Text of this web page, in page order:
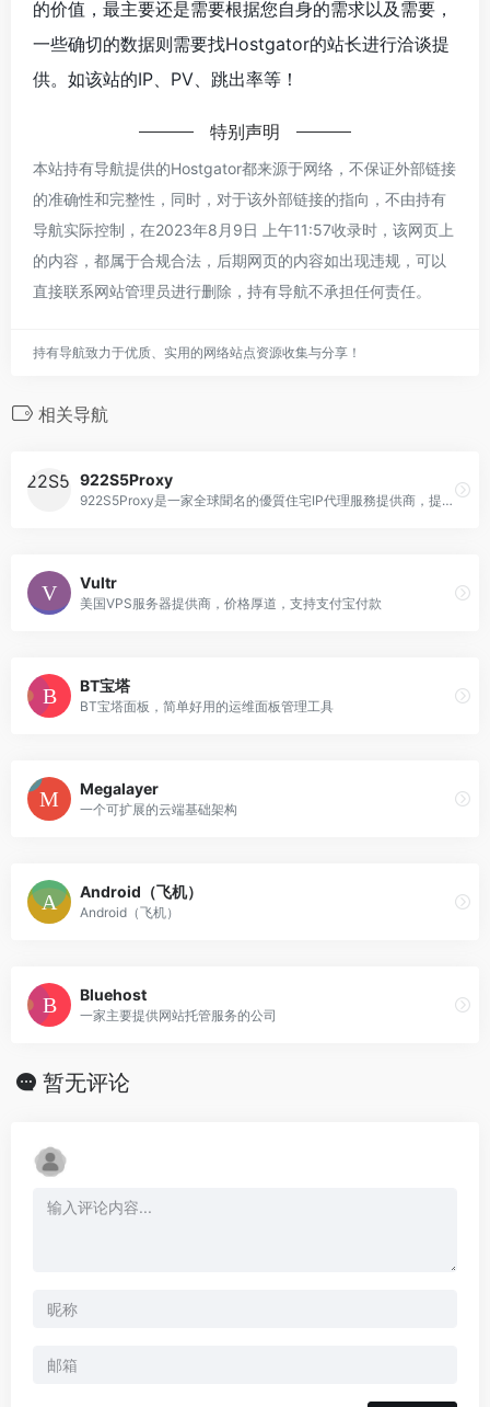
的价值，最主要还是需要根据您自身的需求以及需要，
一些确切的数据则需要找Hostgator的站长进行洽谈提
供。如该站的IP、PV、跳出率等！
特别声明
本站持有导航提供的Hostgator都来源于网络，不保证外部链接
的准确性和完整性，同时，对于该外部链接的指向，不由持有
导航实际控制，在2023年8月9日 上午11:57收录时，该网页上
的内容，都属于合规合法，后期网页的内容如出现违规，可以
直接联系网站管理员进行删除，持有导航不承担任何责任。
持有导航致力于优质、实用的网络站点资源收集与分享！
相关导航
922S5Proxy
922S5Proxy是一家全球聞名的優質住宅IP代理服務提供商，提供超過2億個真實住宅IP，覆蓋全球190+地區，並且定期更新IP池，確保IP池安全乾淨。
Vultr
美国VPS服务器提供商，价格厚道，支持支付宝付款
BT宝塔
BT宝塔面板，简单好用的运维面板管理工具
Megalayer
一个可扩展的云端基础架构
Android（飞机）
Android（飞机）
Bluehost
一家主要提供网站托管服务的公司
暂无评论